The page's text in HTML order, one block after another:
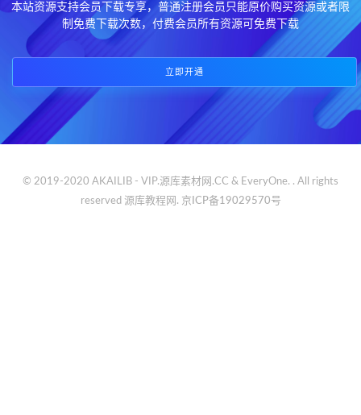
本站资源支持会员下载专享，普通注册会员只能原价购买资源或者限
制免费下载次数，付费会员所有资源可免费下载
立即开通
© 2019-2020 AKAILIB - VIP.源库素材网.CC & EveryOne. . All rights
reserved 源库教程网. 京ICP备19029570号